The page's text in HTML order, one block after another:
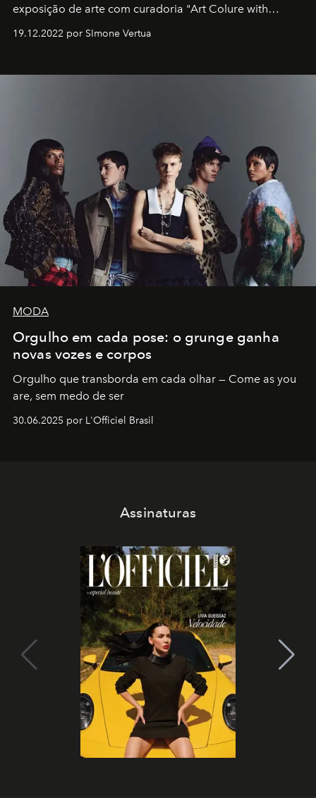
exposição de arte com curadoria "Art Colure with
19.12.2022 por SImone Vertua
MODA
Orgulho em cada pose: o grunge ganha
novas vozes e corpos
Orgulho que transborda em cada olhar — Come as you
are, sem medo de ser
30.06.2025 por L'Officiel Brasil
Assinaturas